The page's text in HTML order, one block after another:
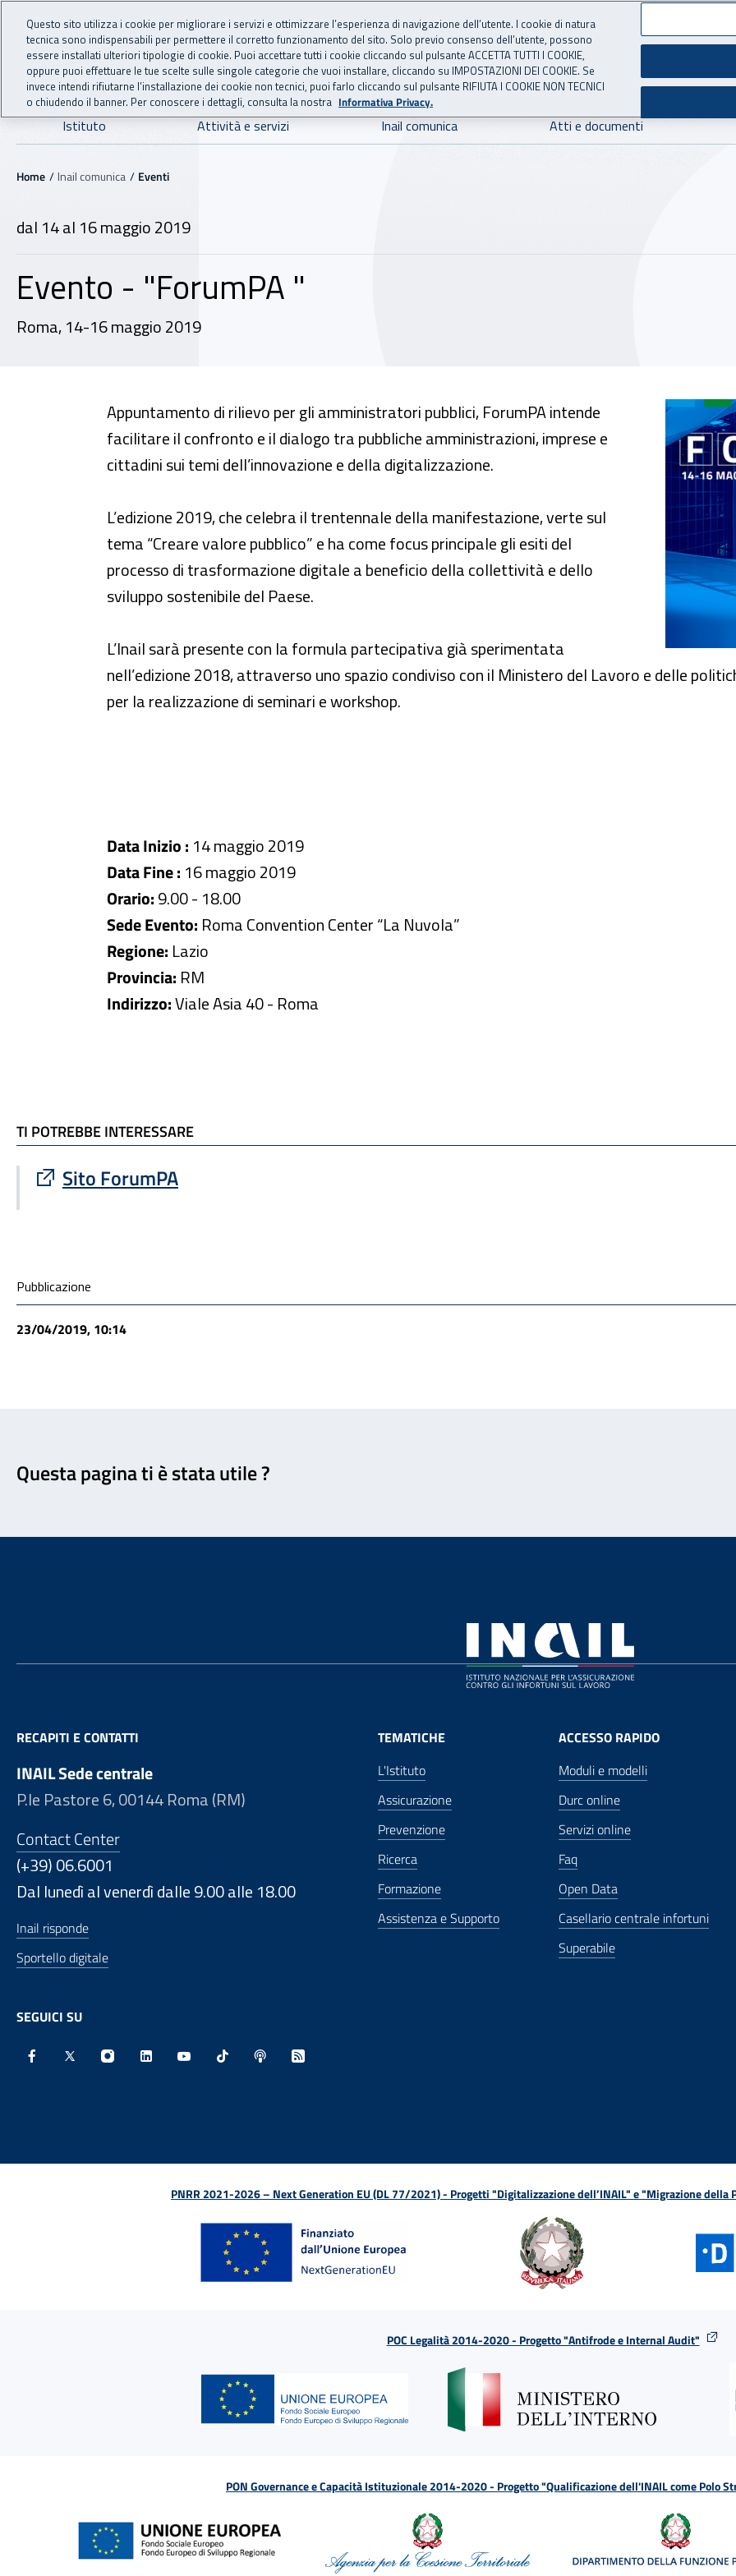
Vai al menu principale
Vai al contenuto principale
INAIL - Istituto Nazionale per l'Assicurazione
Navigazione principale
Istituto Attività e servizi Inail comunica Atti e documenti
Navigazione - Ti trovi in:
Home Inail comunica Eventi
dal 14 al 16 maggio 2019
Evento - "ForumPA "
Roma, 14-16 maggio 2019
Evento - "ForumPA "
Appuntamento di rilievo per gli amministratori pubblici, ForumPA intende
facilitare il confronto e il dialogo tra pubbliche amministrazioni, imprese e
cittadini sui temi dell’innovazione e della digitalizzazione.
L’edizione 2019, che celebra il trentennale della manifestazione, verte sul
tema “Creare valore pubblico” e ha come focus principale gli esiti del
processo di trasformazione digitale a beneficio della collettività e dello
sviluppo sostenibile del Paese.
L’Inail sarà presente con la formula partecipativa già sperimentata
nell’edizione 2018, attraverso uno spazio condiviso con il Ministero del Lavoro e delle
per la realizzazione di seminari e workshop.
Data Inizio : 14 maggio 2019
Data Fine : 16 maggio 2019
Orario:9.00 - 18.00
Sede Evento: Roma Convention Center “La Nuvola”
Regione: Lazio
Provincia: RM
Indirizzo:Viale Asia 40 - Roma
TI POTREBBE INTERESSARE
TI POTREBBE INTERESSARE
Sito ForumPA
Condivisione social
Pubblicazione
23/04/2019, 10:14
Questa pagina ti è stata utile ?
RECAPITI E CONTATTI
INAIL Sede centrale
P.le Pastore 6, 00144 Roma (RM)
Contact Center
(+39) 06.6001
Dal lunedì al venerdì dalle 9.00 alle 18.00
Inail risponde
Sportello digitale
SEGUICI SU
TEMATICHE
L'Istituto
Assicurazione
Prevenzione
Ricerca
Formazione
Assistenza e Supporto
ACCESSO RAPIDO
Moduli e modelli
Durc online
Servizi online
Faq
Open Data
Casellario centrale infortuni
Superabile
PNRR 2021-2026 – Next Generation EU (DL 77/2021) - Progetti "Digitalizzazione dell’INAIL" e "Migrazione della
POC Legalità 2014-2020 - Progetto "Antifrode e Internal Audit"
PON Governance e Capacità Istituzionale 2014-2020 - Progetto "Qualificazione dell'INAIL come Polo
Questo sito utilizza i cookie per migliorare i servizi e ottimizzare l’esperienza di navigazione dell’utente. I cookie di natura
tecnica sono indispensabili per permettere il corretto funzionamento del sito. Solo previo consenso dell’utente, possono
essere installati ulteriori tipologie di cookie. Puoi accettare tutti i cookie cliccando sul pulsante ACCETTA TUTTI I COOKIE,
oppure puoi effettuare le tue scelte sulle singole categorie che vuoi installare, cliccando su IMPOSTAZIONI DEI COOKIE. Se
invece intendi rifiutarne l’installazione dei cookie non tecnici, puoi farlo cliccando sul pulsante RIFIUTA I COOKIE NON TECNICI
o chiudendo il banner. Per conoscere i dettagli, consulta la nostra Informativa Privacy.